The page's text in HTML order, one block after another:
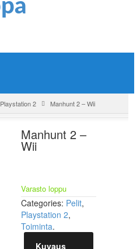
Playstation 2 Manhunt 2 – Wii
Manhunt 2 –
Wii
Varasto loppu
Categories: Pelit,
Playstation 2,
Toiminta.
Kuvaus